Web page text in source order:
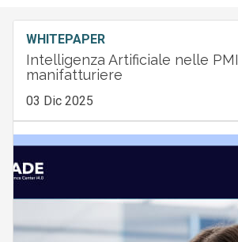
WHITEPAPER
Intelligenza Artificiale nelle PMI
manifatturiere
03 Dic 2025